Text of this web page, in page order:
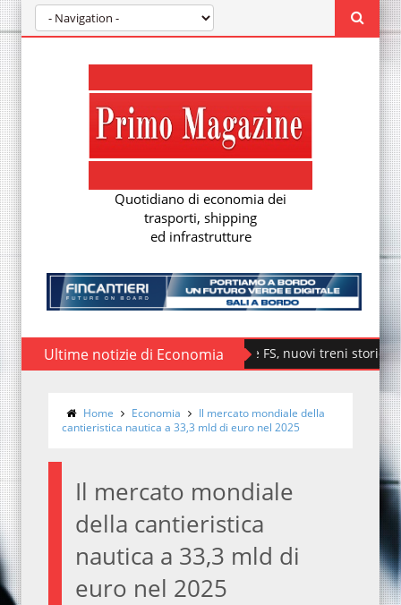
Quotidiano di economia dei
trasporti, shipping
ed infrastrutture
Ultime notizie di Economia
Fondazione FS, nuovi treni storici speciali
Home Economia
Il mercato mondiale della
cantieristica nautica a 33,3 mld di euro nel 2025
Il mercato mondiale
della cantieristica
nautica a 33,3 mld di
euro nel 2025